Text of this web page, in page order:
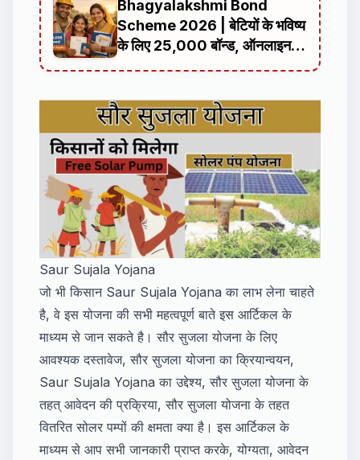
Bhagyalakshmi Bond
Scheme 2026 | बेटियों के भविष्य
के लिए ₹25,000 बॉन्ड, ऑनलाइन
आवेदन प्रक्रिया, पात्रता, दस्तावेज
Saur Sujala Yojana
जो भी किसान Saur Sujala Yojana का लाभ लेना चाहते
है, वे इस योजना की सभी महत्वपूर्ण बाते इस आर्टिकल के
माध्यम से जान सकते है। सौर सुजला योजना के लिए
आवश्यक दस्तावेज, सौर सुजला योजना का क्रियान्वयन,
Saur Sujala Yojana का उद्देश्य, सौर सुजला योजना के
तहत् आवेदन की प्रक्रिया, सौर सुजला योजना के तहत
वितरित सोलर पम्पों की क्षमता क्या है। इस आर्टिकल के
माध्यम से आप सभी जानकारी प्राप्त करके, योग्यता, आवेदन